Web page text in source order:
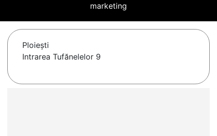
marketing
Ploieşti
Intrarea Tufănelelor 9